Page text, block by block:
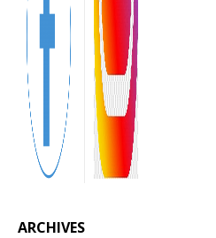
ARCHIVES